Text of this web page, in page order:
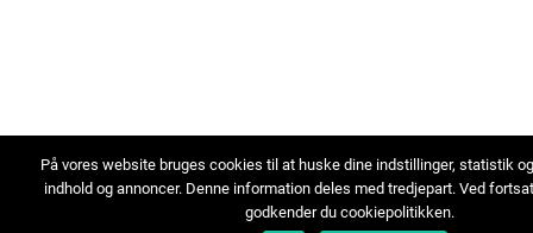
På vores website bruges cookies til at huske dine indstillinger, statistik
indhold og annoncer. Denne information deles med tredjepart. Ved
godkender du cookiepolitikken.